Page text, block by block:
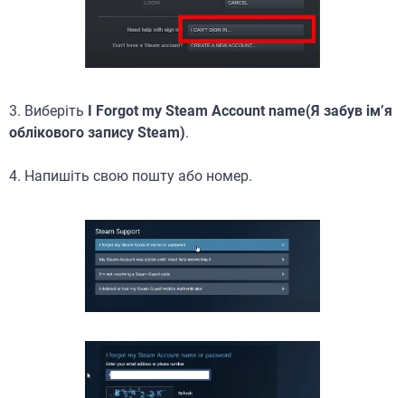
3. Виберіть I Forgot my Steam Account name(Я забув ім’я
облікового запису Steam).
4. Напишіть свою пошту або номер.